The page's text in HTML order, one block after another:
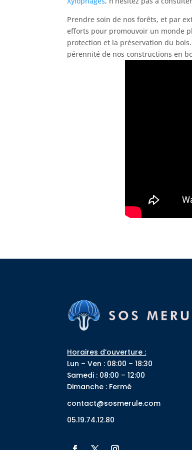
Prendre soin de nos forêts, et par
efforts pour promouvoir un monde
protection et la préservation du
pérennité de nos constructions en
Horaires d’ouverture :
Lun – Ven : 08:00 – 18:30
Samedi : 08:00 – 12:00
Dimanche : Fermé
contact@sosmerule.com
05.19.74.12.80